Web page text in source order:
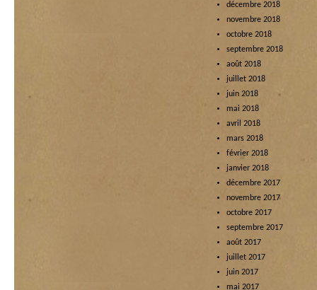
décembre 2018
novembre 2018
octobre 2018
septembre 2018
août 2018
juillet 2018
juin 2018
mai 2018
avril 2018
mars 2018
février 2018
janvier 2018
décembre 2017
novembre 2017
octobre 2017
septembre 2017
août 2017
juillet 2017
juin 2017
mai 2017